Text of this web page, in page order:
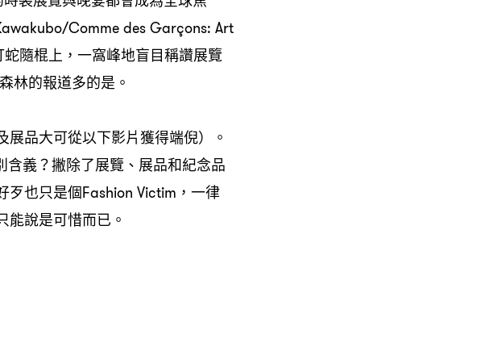
Comme des Garçons: Art
隨棍上，一窩峰地盲目稱讚展覽
林的報道多的是。
品大可從以下影片獲得端倪）。
義？撇除了展覽、展品和紀念品
歹也只是個Fashion Victim，一律
說是可惜而已。